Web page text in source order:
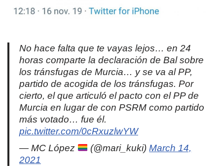
No hace falta que te vayas lejos… en 24
horas comparte la declaración de Bal sobre
los tránsfugas de Murcia… y se va al PP,
partido de acogida de los tránsfugas. Por
cierto, el que articuló el pacto con el PP de
Murcia en lugar de con PSRM como partido
más votado… fue él.
pic.twitter.com/0cRxuzlwYW
— MC López
(@mari_kuki)March 14,
2021